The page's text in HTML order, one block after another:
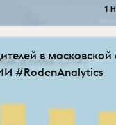
1
в московской
#RodenAnalytics